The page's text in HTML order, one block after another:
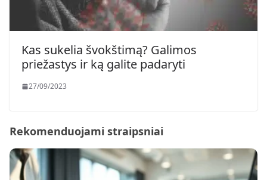
Kas sukelia švokštimą? Galimos
priežastys ir ką galite padaryti
27/09/2023
Rekomenduojami straipsniai